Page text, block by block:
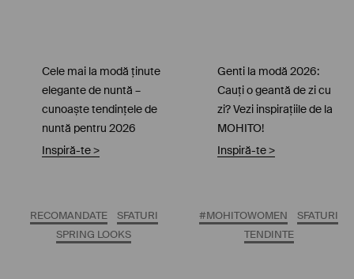
Cele mai la modă ținute
elegante de nuntă –
cunoaște tendințele de
nuntă pentru 2026
Inspiră-te>
Genti la modă 2026:
Cauți o geantă de zi cu
zi? Vezi inspirațiile de la
MOHITO!
Inspiră-te>
RECOMANDATE
SFATURI
SPRING LOOKS
#MOHITOWOMEN
SFATURI
TENDINTE